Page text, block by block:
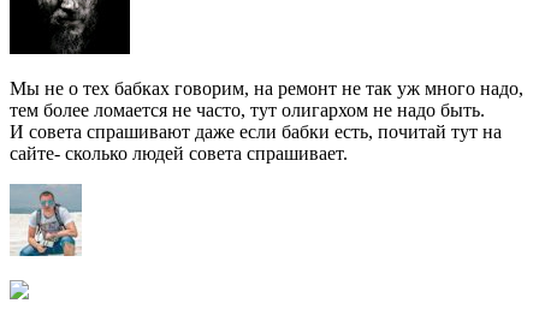
Мы не о тех бабках говорим, на ремонт не так уж много надо,
тем более ломается не часто, тут олигархом не надо быть.
И совета спрашивают даже если бабки есть, почитай тут на
сайте- сколько людей совета спрашивает.